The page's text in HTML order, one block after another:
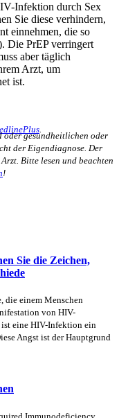
Infektion durch Sex
Sie diese verhindern,
einnehmen, die so
Die PrEP verringert
aber täglich
Arzt, um
ist.
.
gesundheitlichen oder
der Eigendiagnose. Der
Bitte lesen und beachten
!
Sie die Zeichen,
die einem Menschen
von HIV-
ist eine HIV-Infektion ein
Angst ist der Hauptgrund